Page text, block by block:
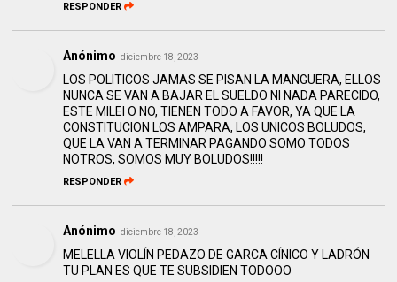
RESPONDER
Anónimo diciembre 18, 2023
LOS POLITICOS JAMAS SE PISAN LA MANGUERA, ELLOS
NUNCA SE VAN A BAJAR EL SUELDO NI NADA PARECIDO,
ESTE MILEI O NO, TIENEN TODO A FAVOR, YA QUE LA
CONSTITUCION LOS AMPARA, LOS UNICOS BOLUDOS,
QUE LA VAN A TERMINAR PAGANDO SOMO TODOS
NOTROS, SOMOS MUY BOLUDOS!!!!!
RESPONDER
Anónimo diciembre 18, 2023
MELELLA VIOLÍN PEDAZO DE GARCA CÍNICO Y LADRÓN
TU PLAN ES QUE TE SUBSIDIEN TODOOO